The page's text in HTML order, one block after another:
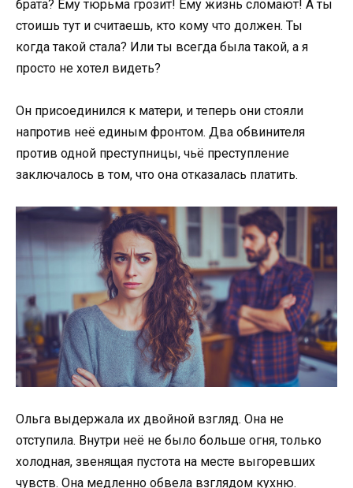
брата? Ему тюрьма грозит! Ему жизнь сломают! А ты
стоишь тут и считаешь, кто кому что должен. Ты
когда такой стала? Или ты всегда была такой, а я
просто не хотел видеть?
Он присоединился к матери, и теперь они стояли
напротив неё единым фронтом. Два обвинителя
против одной преступницы, чьё преступление
заключалось в том, что она отказалась платить.
Ольга выдержала их двойной взгляд. Она не
отступила. Внутри неё не было больше огня, только
холодная, звенящая пустота на месте выгоревших
чувств. Она медленно обвела взглядом кухню.